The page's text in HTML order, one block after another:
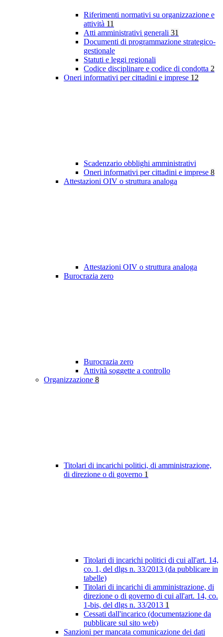
Riferimenti normativi su organizzazione e
attività 11
Atti amministrativi generali 31
Documenti di programmazione strategico-
gestionale
Statuti e leggi regionali
Codice disciplinare e codice di condotta 2
Oneri informativi per cittadini e imprese 12
Scadenzario obblighi amministrativi
Oneri informativi per cittadini e imprese 8
Attestazioni OIV o struttura analoga
Attestazioni OIV o struttura analoga
Burocrazia zero
Burocrazia zero
Attività soggette a controllo
Organizzazione 8
Titolari di incarichi politici, di amministrazione,
di direzione o di governo 1
Titolari di incarichi politici di cui all'art. 14,
co. 1, del dlgs n. 33/2013 (da pubblicare in
tabelle)
Titolari di incarichi di amministrazione, di
direzione o di governo di cui all'art. 14, co.
1-bis, del dlgs n. 33/2013 1
Cessati dall'incarico (documentazione da
pubblicare sul sito web)
Sanzioni per mancata comunicazione dei dati